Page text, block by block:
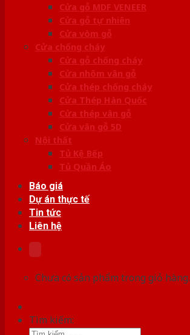
Cửa gỗ MDF VENEER
Cửa gỗ tự nhiên
Cửa vòm gỗ
Cửa chống cháy
Cửa gỗ chống cháy
Cửa nhôm vân gỗ
Cửa thép chống cháy
Cửa Thép Hàn Quốc
Cửa thép vân gỗ
Cửa vân gỗ 5D
Nội thất
Tủ Kệ Bếp
Tủ Quần Áo
Báo giá
Dự án thực tế
Tin tức
Liên hệ
Chưa có sản phẩm trong giỏ hàng.
Tìm kiếm: